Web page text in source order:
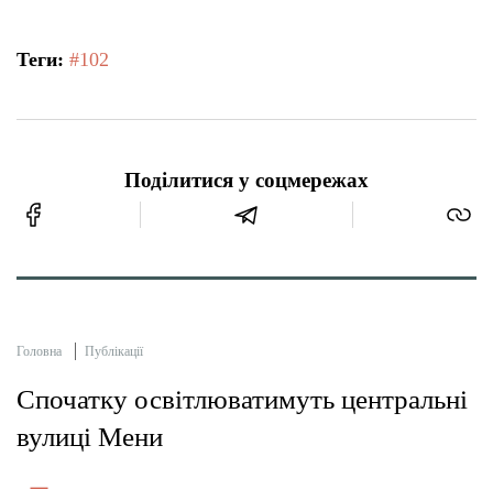
Теги: #102
Поділитися у соцмережах
Головна Публікації
Спочатку освітлюватимуть центральні
вулиці Мени